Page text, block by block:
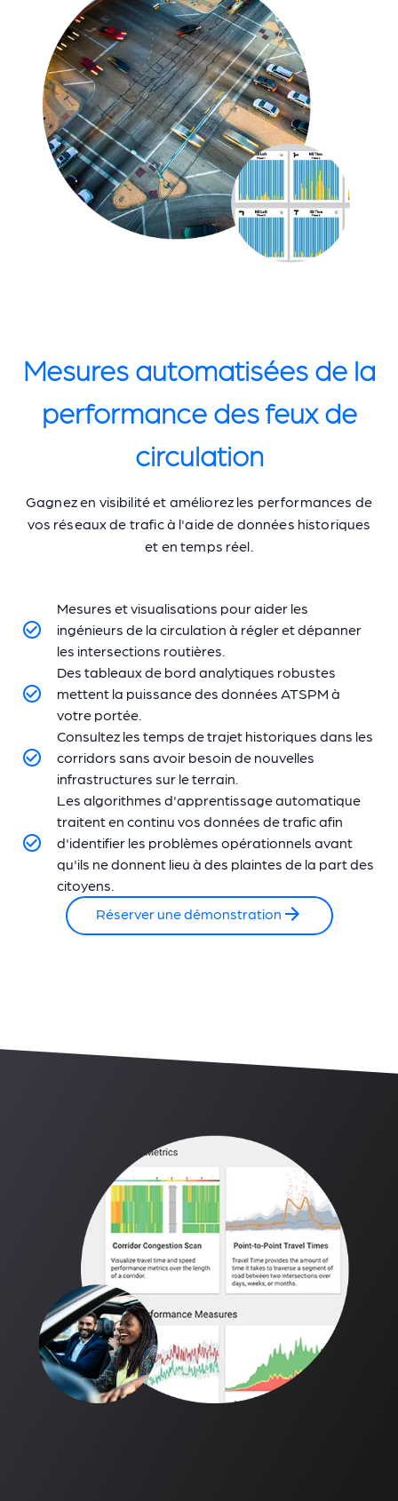
Mesures automatisées de la
performance des feux de
circulation
Gagnez en visibilité et améliorez les performances de
vos réseaux de trafic à l'aide de données historiques
et en temps réel.
Mesures et visualisations pour aider les
ingénieurs de la circulation à régler et dépanner
les intersections routières.
Des tableaux de bord analytiques robustes
mettent la puissance des données ATSPM à
votre portée.
Consultez les temps de trajet historiques dans les
corridors sans avoir besoin de nouvelles
infrastructures sur le terrain.
Les algorithmes d'apprentissage automatique
traitent en continu vos données de trafic afin
d'identifier les problèmes opérationnels avant
qu'ils ne donnent lieu à des plaintes de la part des
citoyens.
Réserver une démonstration